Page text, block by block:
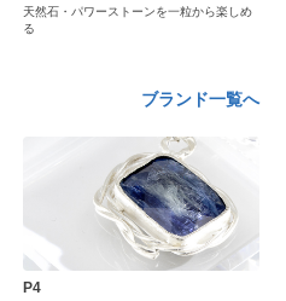
天然石・パワーストーンを一粒から楽しめ
る
ブランド一覧へ
P4